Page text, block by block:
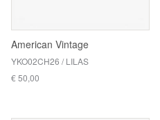
American Vintage
YKO02CH26 / LILAS
€ 50,00